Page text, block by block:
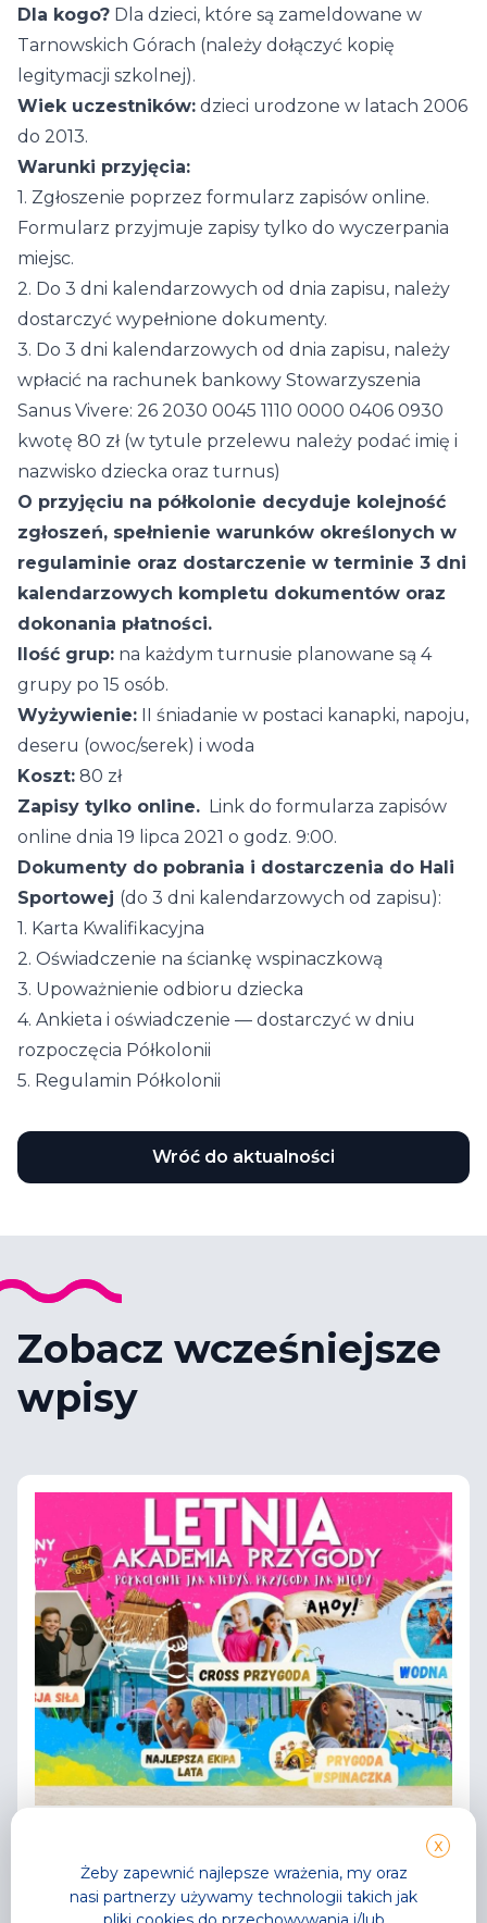
Dla kogo? Dla dzieci, które są zameldowane w
Tarnowskich Górach (należy dołączyć kopię
legitymacji szkolnej).
Wiek uczestników: dzieci urodzone w latach 2006
do 2013.
Warunki przyjęcia:
1. Zgłoszenie poprzez formularz zapisów online.
Formularz przyjmuje zapisy tylko do wyczerpania
miejsc.
2. Do 3 dni kalendarzowych od dnia zapisu, należy
dostarczyć wypełnione dokumenty.
3. Do 3 dni kalendarzowych od dnia zapisu, należy
wpłacić na rachunek bankowy Stowarzyszenia
Sanus Vivere: 26 2030 0045 1110 0000 0406 0930
kwotę 80 zł (w tytule przelewu należy podać imię i
nazwisko dziecka oraz turnus)
O przyjęciu na półkolonie decyduje kolejność
zgłoszeń, spełnienie warunków określonych w
regulaminie oraz dostarczenie w terminie 3 dni
kalendarzowych kompletu dokumentów oraz
dokonania płatności.
Ilość grup: na każdym turnusie planowane są 4
grupy po 15 osób.
Wyżywienie: II śniadanie w postaci kanapki, napoju,
deseru (owoc/serek) i woda
Koszt: 80 zł
Zapisy tylko online. Link do formularza zapisów
online dnia 19 lipca 2021 o godz. 9:00.
Dokumenty do pobrania i dostarczenia do Hali
Sportowej (do 3 dni kalendarzowych od zapisu):
1. Karta Kwalifikacyjna
2. Oświadczenie na ściankę wspinaczkową
3. Upoważnienie odbioru dziecka
4. Ankieta i oświadczenie — dostarczyć w dniu
rozpoczęcia Półkolonii
5. Regulamin Półkolonii
Wróć do aktualności
Zobacz wcześniejsze
wpisy
Letnia Akademia Przygody
Półkolonie jak kiedyś, przygoda jak nigdy!
X
Żeby zapewnić najlepsze wrażenia, my oraz
nasi partnerzy używamy technologii takich jak